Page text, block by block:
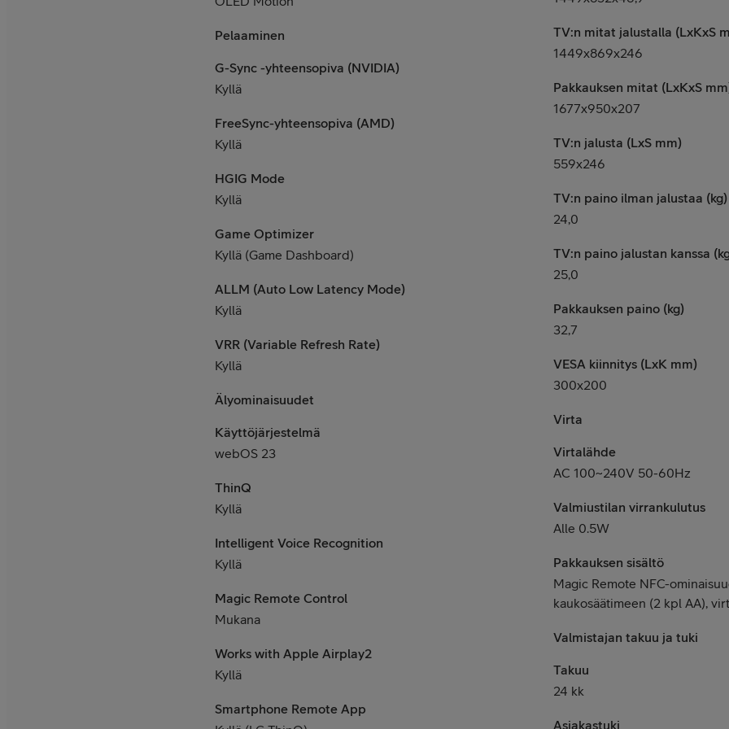
Pelaaminen
G-Sync -yhteensopiva (NVIDIA)
Kyllä
FreeSync-yhteensopiva (AMD)
Kyllä
HGIG Mode
Kyllä
Game Optimizer
Kyllä (Game Dashboard)
ALLM (Auto Low Latency Mode)
Kyllä
VRR (Variable Refresh Rate)
Kyllä
Älyominaisuudet
Käyttöjärjestelmä
webOS 23
ThinQ
Kyllä
Intelligent Voice Recognition
Kyllä
Magic Remote Control
Mukana
Works with Apple Airplay2
Kyllä
Smartphone Remote App
TV:n mitat jalustalla (LxKxS
1449x869x246
Pakkauksen mitat (LxKxS
1677x950x207
TV:n jalusta (LxS mm)
559x246
TV:n paino ilman jalustaa (kg)
24,0
TV:n paino jalustan kanssa
25,0
Pakkauksen paino (kg)
32,7
VESA kiinnitys (LxK mm)
300x200
Virta
Virtalähde
AC 100~240V 50-60Hz
Valmiustilan virrankulutus
Alle 0.5W
Pakkauksen sisältö
Magic Remote NFC-
kaukosäätimeen (2 kpl AA),
Valmistajan takuu ja tuki
Takuu
24 kk
Asiakastuki